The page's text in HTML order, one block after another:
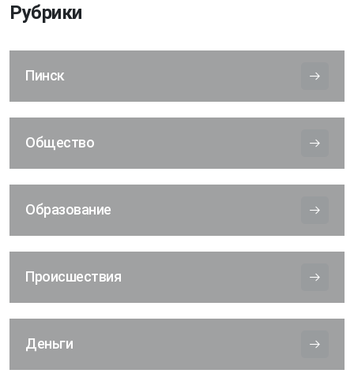
Рубрики
Пинск
Общество
Образование
Происшествия
Деньги